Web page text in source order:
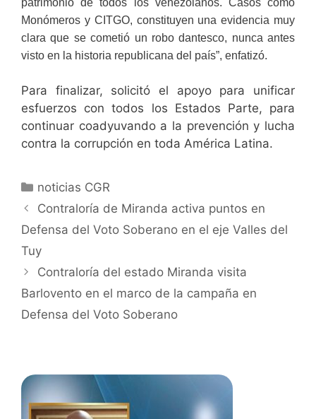
Monómeros y CITGO, constituyen una evidencia muy
clara que se cometió un robo dantesco, nunca antes
visto en la historia republicana del país”, enfatizó.
Para finalizar, solicitó el apoyo para unificar
esfuerzos con todos los Estados Parte, para
continuar coadyuvando a la prevención y lucha
contra la corrupción en toda América Latina.
noticias CGR
Contraloría de Miranda activa puntos en
Defensa del Voto Soberano en el eje Valles del
Tuy
Contraloría del estado Miranda visita
Barlovento en el marco de la campaña en
Defensa del Voto Soberano